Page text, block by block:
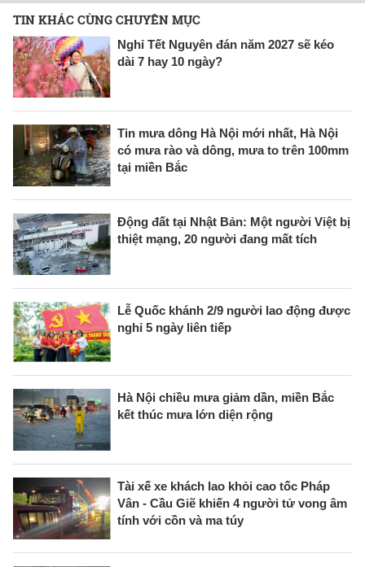
TIN KHÁC CÙNG CHUYÊN MỤC
Nghỉ Tết Nguyên đán năm 2027 sẽ kéo
dài 7 hay 10 ngày?
Tin mưa dông Hà Nội mới nhất, Hà Nội
có mưa rào và dông, mưa to trên 100mm
tại miền Bắc
Động đất tại Nhật Bản: Một người Việt bị
thiệt mạng, 20 người đang mất tích
Lễ Quốc khánh 2/9 người lao động được
nghỉ 5 ngày liên tiếp
Hà Nội chiều mưa giảm dần, miền Bắc
kết thúc mưa lớn diện rộng
Tài xế xe khách lao khỏi cao tốc Pháp
Vân - Cầu Giẽ khiến 4 người tử vong âm
tính với cồn và ma túy